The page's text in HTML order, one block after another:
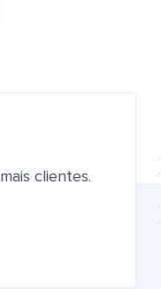
clientes.